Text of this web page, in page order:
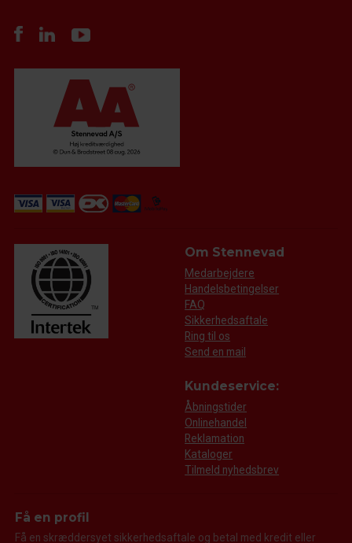
Om Stennevad
Medarbejdere
Handelsbetingelser
FAQ
Sikkerhedsaftale
Ring til os
Send en mail
Kundeservice:
Åbningstider
Onlinehandel
Reklamation
Kataloger
Tilmeld nyhedsbrev
Få en profil
Få en skræddersyet sikkerhedsaftale og betal med kredit eller